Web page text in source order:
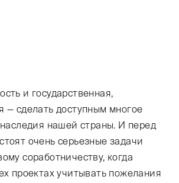
и государственная,
— сделать доступным многое
наследия нашей страны. И перед
очень серьезные задачи
соработничеству, когда
проектах учитывать пожелания